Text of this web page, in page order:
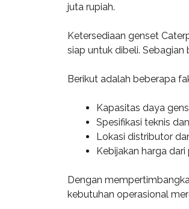
juta rupiah.
Ketersediaan genset
siap untuk dibeli.
Berikut adalah beberapa
Kapasitas daya
Spesifikasi teknis
Lokasi distributor
Kebijakan harga dari
Dengan
kebutuhan operasional